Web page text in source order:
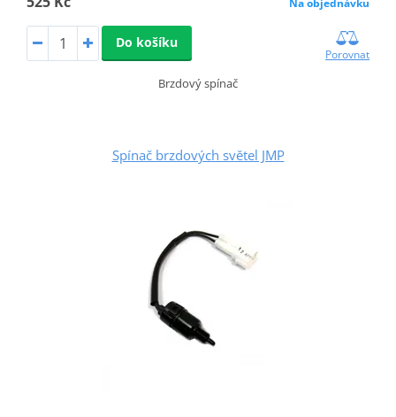
Do košíku
Porovnat
Brzdový spínač
Spínač brzdových světel JMP